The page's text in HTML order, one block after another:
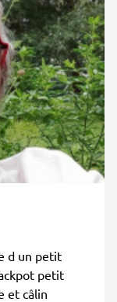
d un petit
petit
et câlin